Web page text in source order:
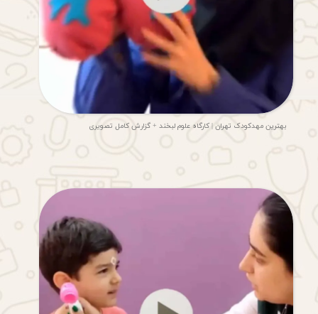
بهترین مهدکودک تهران | کارگاه علوم لبخند + گزارش کامل تصویری